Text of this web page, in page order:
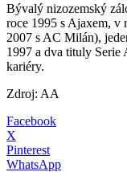
Bývalý nizozemský
roce 1995 s Ajaxem, v
2007 s AC Milán),
1997 a dva tituly Serie
kariéry.
Zdroj: AA
Facebook
X
Pinterest
WhatsApp